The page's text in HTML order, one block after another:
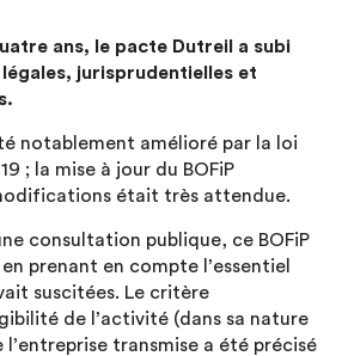
ans, le pacte Dutreil a subi
jurisprudentielles et
notablement amélioré par la loi
; la mise à jour du BOFiP
était très attendue.
consultation publique, ce BOFiP
prenant en compte l’essentiel
suscitées. Le critère
de l’activité (dans sa nature
l’entreprise transmise a été précisé